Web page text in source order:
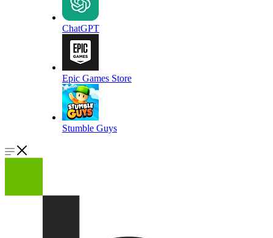
ChatGPT
Epic Games Store
Stumble Guys